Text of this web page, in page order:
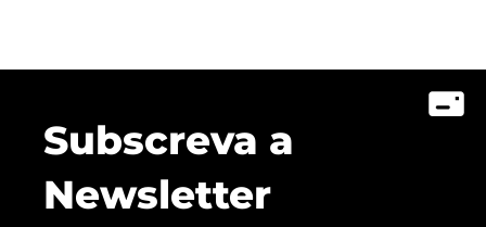
Subscreva a
Newsletter